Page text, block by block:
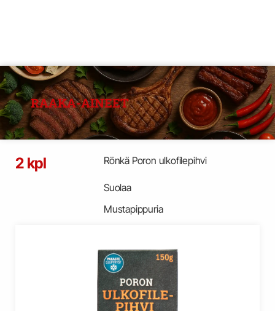
RAAKA-AINEET
2 kpl Rönkä Poron ulkofilepihvi
Suolaa
Mustapippuria